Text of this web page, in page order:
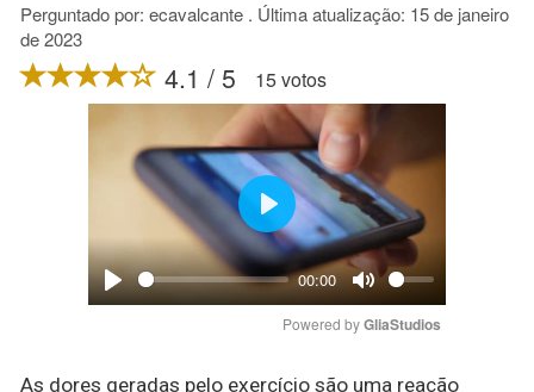
Perguntado por: ecavalcante . Última atualização: 15 de janeiro
de 2023
4.1 / 5 15 votos
Play
00:00
Mute
Play
Powered by GliaStudios
As dores geradas pelo exercício são uma reação